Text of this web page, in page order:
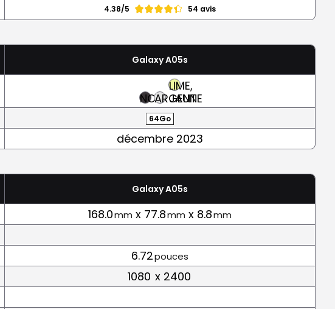
4.38/5 54 avis
Galaxy A05s
NOIRARGENT
LIME,
JAUNE
64Go
décembre 2023
Galaxy A05s
168.0mm x 77.8mm x 8.8mm
6.72pouces
1080 x 2400